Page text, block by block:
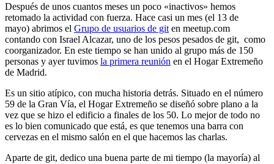
Después de unos cuantos meses un poco «inactivos» hemos
retomado la actividad con fuerza. Hace casi un mes (el 13 de
mayo) abrimos el Grupo de usuarios de git en meetup.com
contando con Israel Alcazar, uno de los pesos pesados de git, como
coorganizador. En este tiempo se han unido al grupo más de 150
personas y ayer tuvimos la primera reunión en el Hogar Extremeño
de Madrid.
Es un sitio atípico, con mucha historia detrás. Situado en el número
59 de la Gran Vía, el Hogar Extremeño se diseñó sobre plano a la
vez que se hizo el edificio a finales de los 50. Lo mejor de todo no
es lo bien comunicado que está, es que tenemos una barra con
cervezas en el mismo salón en el que hacemos las charlas.
Aparte de git, dedico una buena parte de mi tiempo (la mayoría) al